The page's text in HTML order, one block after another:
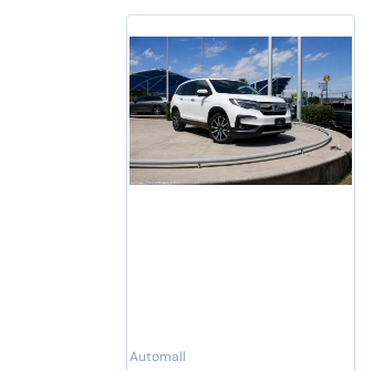
Automall